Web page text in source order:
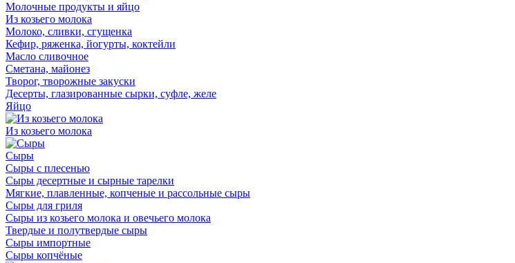
Молочные продукты и яйцо
Из козьего молока
Молоко, сливки, сгущенка
Кефир, ряженка, йогурты, коктейли
Масло сливочное
Сметана, майонез
Творог, творожные закуски
Десерты, глазированные сырки, суфле, желе
Яйцо
Из козьего молока
Сыры
Сыры с плесенью
Сыры десертные и сырные тарелки
Мягкие, плавленные, копченые и рассольные сыры
Сыры для гриля
Сыры из козьего молока и овечьего молока
Твердые и полутвердые сыры
Сыры импортные
Сыры копчёные